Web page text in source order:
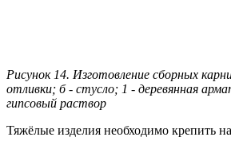
Рисунок 14. Изготовление сборных
отливки; б - стусло; 1 - деревянная
гипсовый раствор
Тяжёлые изделия необходимо крепить